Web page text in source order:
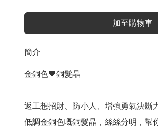
加至購物車
簡介
金銅色🤎銅髮晶
返工想招財、防小人、增強勇氣決斷
低調金銅色嘅銅髮晶，絲絲分明，幫